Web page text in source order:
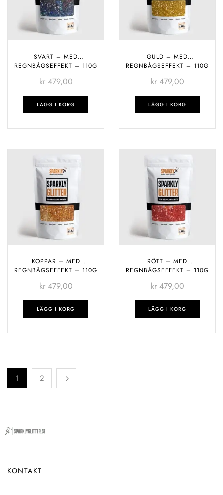
SVART – MED
REGNBÅGSEFFEKT – 110G
kr479,00
LÄGG I KORG
GULD – MED
REGNBÅGSEFFEKT – 110G
kr479,00
LÄGG I KORG
KOPPAR – MED
REGNBÅGSEFFEKT – 110G
kr479,00
LÄGG I KORG
RÖTT – MED
REGNBÅGSEFFEKT – 110G
kr479,00
LÄGG I KORG
1 2
KONTAKT